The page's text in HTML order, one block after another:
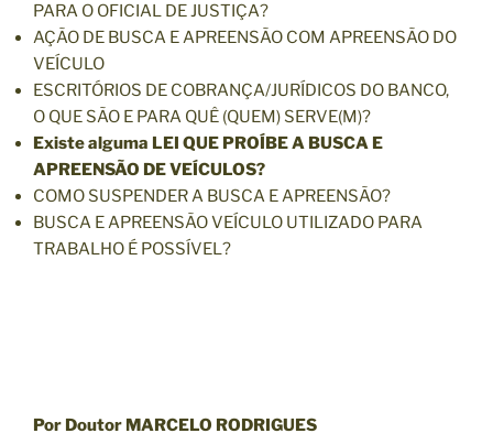
PARA O OFICIAL DE JUSTIÇA?
AÇÃO DE BUSCA E APREENSÃO COM APREENSÃO DO
VEÍCULO
ESCRITÓRIOS DE COBRANÇA/JURÍDICOS DO BANCO,
O QUE SÃO E PARA QUÊ (QUEM) SERVE(M)?
Existe alguma LEI QUE PROÍBE A BUSCA E
APREENSÃO DE VEÍCULOS?
COMO SUSPENDER A BUSCA E APREENSÃO?
BUSCA E APREENSÃO VEÍCULO UTILIZADO PARA
TRABALHO É POSSÍVEL?
Por Doutor MARCELO RODRIGUES